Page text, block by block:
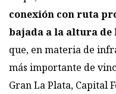
conexión con ruta
bajada a la altura de
que, en materia de
más importante de
Gran La Plata, Capital